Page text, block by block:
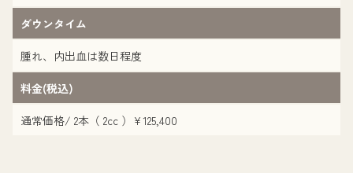
ダウンタイム
腫れ、内出血は数日程度
料金(税込)
通常価格/ 2本（ 2cc ）¥125,400